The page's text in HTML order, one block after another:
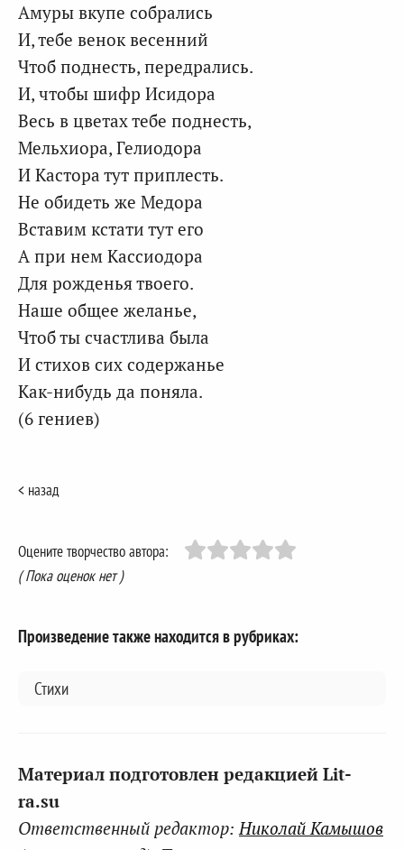
Амуры вкупе собрались
И, тебе венок весенний
Чтоб поднесть, передрались.
И, чтобы шифр Исидора
Весь в цветах тебе поднесть,
Мельхиора, Гелиодора
И Кастора тут приплесть.
Не обидеть же Медора
Вставим кстати тут его
А при нем Кассиодора
Для рожденья твоего.
Наше общее желанье,
Чтоб ты счастлива была
И стихов сих содержанье
Как-нибудь да поняла.
(6 гениев)
< назад
Оцените творчество автора:
( Пока оценок нет )
Произведение также находится в рубриках:
Стихи
Материал подготовлен редакцией Lit-
ra.su
Ответственный редактор:Николай Камышов